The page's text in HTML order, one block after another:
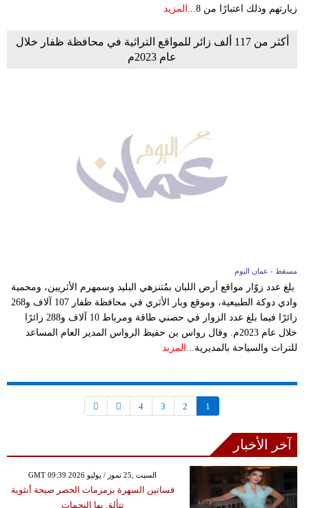
زيارتهم وذلك اعتبارًا من 8...
المزيد
أكثر من 117 ألف زائر للمواقع التراثية في محافظة ظفار خلال
عام 2023م
مسقط - عمان اليوم
بلغ عدد زوّار مواقع أرض اللبان بمُتنزهي البليد وسمهرم الأثريين، ومحمية
وادي دوكة الطبيعية، وموقع وبار الأثري في محافظة ظفار 107 آلاف و268
زائرًا فيما بلغ عدد الزوار في حصني طاقة ومرباط 10 آلاف و288 زائرًا
خلال عام 2023م. وقال رواس بن حفيظ الرواس المدير العام المساعد
للتراث والسياحة بالمديرية... المزيد
1
2
3
4
آخر الأخبار
GMT 09:39 2026 السبت ,25 تموز / يوليو
فساتين السهرة بزمزمات الخصر صيحة أنثوية
تتألق بها النجمات